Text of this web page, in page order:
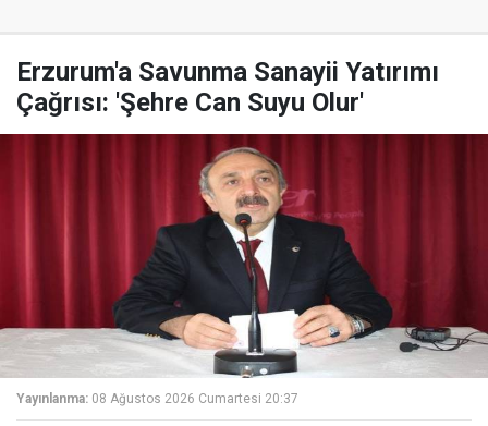
Erzurum'a Savunma Sanayii Yatırımı
Çağrısı: 'Şehre Can Suyu Olur'
Yayınlanma: 08 Ağustos 2026 Cumartesi 20:37